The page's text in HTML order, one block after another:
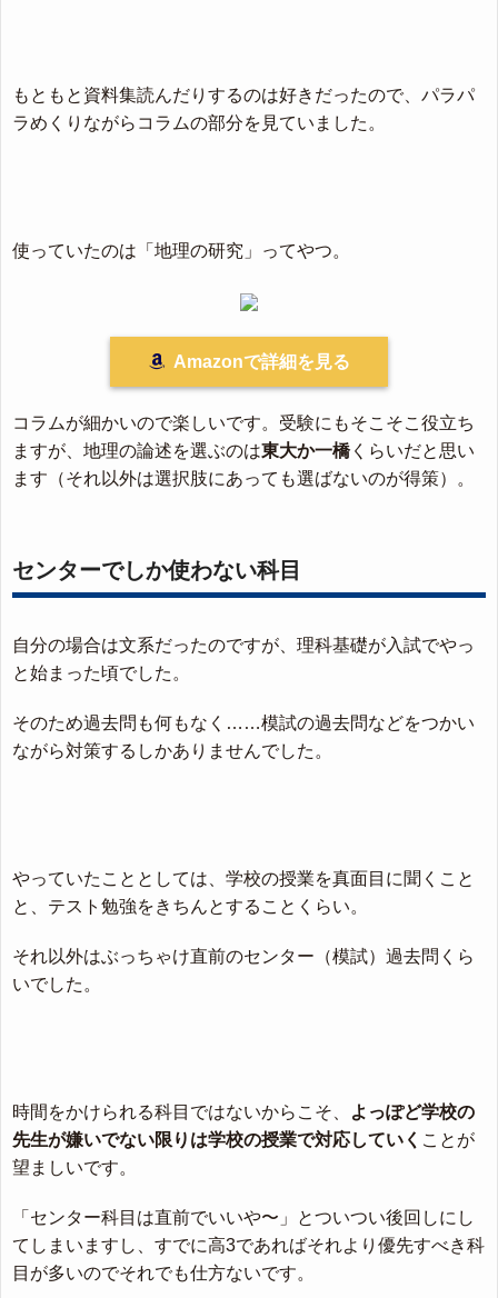
もともと資料集読んだりするのは好きだったので、パラパ
ラめくりながらコラムの部分を見ていました。
使っていたのは「地理の研究」ってやつ。
Amazonで詳細を見る
コラムが細かいので楽しいです。受験にもそこそこ役立ち
ますが、地理の論述を選ぶのは東大か一橋くらいだと思い
ます（それ以外は選択肢にあっても選ばないのが得策）。
センターでしか使わない科目
自分の場合は文系だったのですが、理科基礎が入試でやっ
と始まった頃でした。
そのため過去問も何もなく……模試の過去問などをつかい
ながら対策するしかありませんでした。
やっていたこととしては、学校の授業を真面目に聞くこと
と、テスト勉強をきちんとすることくらい。
それ以外はぶっちゃけ直前のセンター（模試）過去問くら
いでした。
時間をかけられる科目ではないからこそ、
よっぽど学校の
先生が嫌いでない限りは学校の授業で対応していく ことが
望ましいです。
「センター科目は直前でいいや〜」とついつい後回しにし
てしまいますし、すでに高3であればそれより優先すべき科
目が多いのでそれでも仕方ないです。